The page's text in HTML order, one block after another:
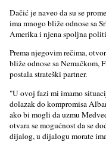
Dačić je naveo da su se
ima mnogo bliže odnose sa
Amerika i njena spolјna
Prema njegovim rečima,
bliže odnose sa Nemačkom,
postala strateški partner.
"U ovoj fazi mi imamo
dolazak do kompromisa
ako bi mogli da uzmu
otvara se mogućnost da se
dijalog, u dijalogu morate